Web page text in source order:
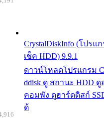
CrystalDiskInfo (โปรแ
เช็ค HDD) 9.9.1
ดาวน์โหลดโปรแกรม
ddisk ดู สถานะ HDD
คอมพัง ดูฮาร์ดดิสก์
ด้